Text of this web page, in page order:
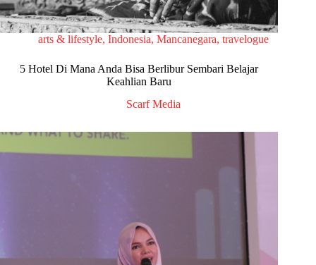
arts & lifestyle, Indonesia, Mancanegara, travelogue
5 Hotel Di Mana Anda Bisa Berlibur Sembari Belajar
Keahlian Baru
Scarf Media